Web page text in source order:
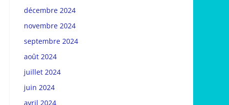
décembre 2024
novembre 2024
septembre 2024
août 2024
juillet 2024
juin 2024
avril 2024